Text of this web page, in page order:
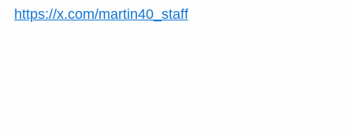
https://x.com/martin40_staff